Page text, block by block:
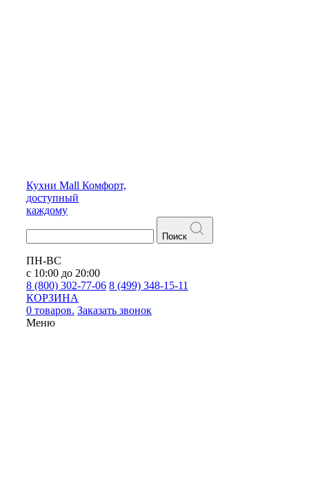
Кухни Mall Комфорт,
доступный
каждому
Поиск
ПН-ВС
с 10:00 до 20:00
8 (800) 302-77-06 8 (499) 348-15-11
КОРЗИНА
0 товаров. Заказать звонок
Меню